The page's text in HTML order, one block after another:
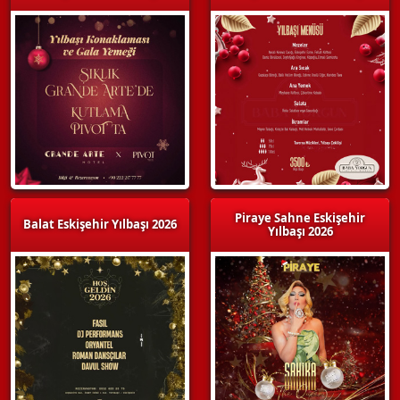
Balat Eskişehir Yılbaşı 2026
Piraye Sahne Eskişehir
Yılbaşı 2026